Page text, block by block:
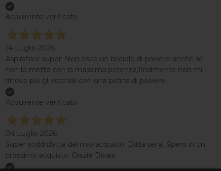
Acquirente verificato
14 Luglio 2026
Aspiratore super! Non esce un briciolo di polvere anche se
non lo metto con la massima potenza,finalmente non mi
ritrovo più gli occhiali con una patina di polvere!
Acquirente verificato
04 Luglio 2026
Super soddisfatta del mio acquisto. Ditta seria. Spero in un
prossimo acquisto. Grazie Divais